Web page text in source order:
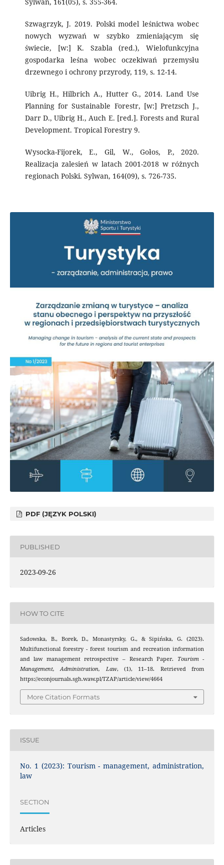
Sylwan, 161(05), s. 355-364.
Szwagrzyk, J. 2019. Polski model leśnictwa wobec
nowych wyzwań w szybko zmieniającym się
świecie, [w:] K. Szabla (red.), Wielofunkcyjna
gospodarka leśna wobec oczekiwań przemysłu
drzewnego i ochrony przyrody, 119, s. 12-14.
Uibrig H., Hilbrich A., Hutter G., 2014. Land Use
Planning for Sustainable Forestr, [w:] Pretzsch J.,
Darr D., Uibrig H., Auch E. [red.]. Forests and Rural
Development. Tropical Forestry 9.
Wysocka-Fijorek, E., Gil, W., Gołos, P., 2020.
Realizacja zalesień w latach 2001-2018 w różnych
regionach Polski. Sylwan, 164(09), s. 726-735.
PDF (JĘZYK POLSKI)
PUBLISHED
2023-09-26
HOW TO CITE
Sadowska, B., Borek, D., Monastyrsky, G., & Sipińska, G. (2023).
Multifunctional forestry - forest tourism and recreation information
and law management retrospective – Research Paper.
Tourism -
Management, Administration, Law, (1), 11–18. Retrieved from
https://econjournals.sgh.waw.pl/TZAP/article/view/4664
More Citation Formats
ISSUE
No. 1 (2023): Tourism - management, administration,
law
SECTION
Articles